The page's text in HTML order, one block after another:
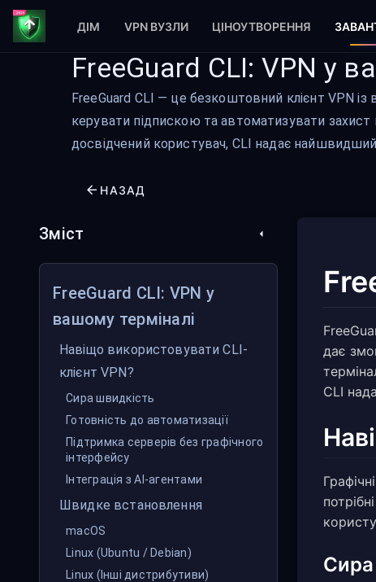
ДІМ VPN ВУЗЛИ ЦІНОУТВОРЕННЯ
FreeGuard CLI: VPN у
FreeGuard CLI — це безкоштовний клієнт VPN
керувати підпискою та автоматизувати
досвідчений користувач, CLI надає найшвидший
НАЗАД
Зміст
FreeGuard CLI: VPN у
вашому терміналі
Навіщо використовувати CLI-
клієнт VPN?
Сира швидкість
Готовність до автоматизації
Підтримка серверів без графічного
інтерфейсу
Інтеграція з AI-агентами
Швидке встановлення
macOS
Linux (Ubuntu / Debian)
Linux (Інші дистрибутиви)
дає
CLI
Сира